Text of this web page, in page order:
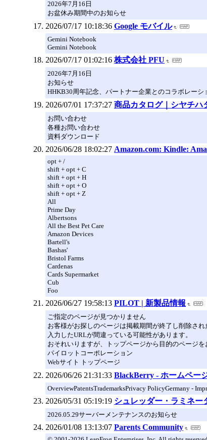
2026年7月16日
お盆休み期間中のお知らせ
2026/07/17 10:18:36 Google モバイル
Gemini Notebook
Gemini Notebook
2026/07/17 01:02:16 株式会社 PFU
2026年7月16日
お知らせ
HHKB30周年記念、パートナー企業とのコラボレーシ
2026/07/01 17:37:27 商品カタログ｜シヤチハ
お問い合わせ
各種お問い合わせ
資料ダウンロード
2026/06/28 18:02:27 Amazon.com: Kindle:
opt + /
shift + opt + C
shift + opt + H
shift + opt + O
shift + opt + Z
All
Prime Day
Albertsons
All the Best Pet Care
Amazon Devices
Bartell's
Bashas'
Bristol Farms
Cardenas
Cards Supermarket
Cub
Foo
2026/06/27 19:58:13 PILOT | 新製品情報
ご指定のページが見つかりません
お客様がお探しのページは掲載期間が終了し削除され
入力したURLが間違っている可能性があります。
おそれいりますが、トップページから目的のページを
パイロットコーポレーション
Webサイト トップページ
2026/06/26 21:31:33 BlackBerry - ホームペー
OverviewPatentsTrademarksPrivacy PolicyGermany -
2026/05/31 05:19:19 シュレッダー・ラミネー
2026.05.29サーバーメンテナンスのお知らせ
2026/01/08 13:13:07 Parents Community